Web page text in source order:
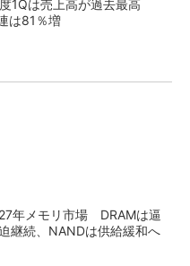
1Qは売上高が過去最高
は81％増
27年メモリ市場 DRAMは逼
継続、NANDは供給緩和へ